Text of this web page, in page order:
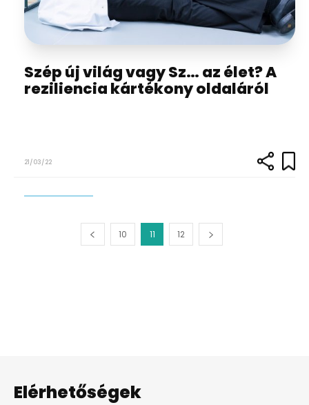
Szép új világ vagy Sz… az élet? A
reziliencia kártékony oldaláról
21/03/22
10 11 12
Elérhetőségek